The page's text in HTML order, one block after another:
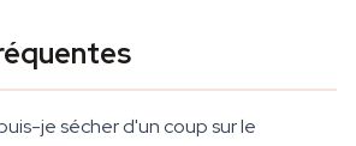
je sécher d'un coup sur le